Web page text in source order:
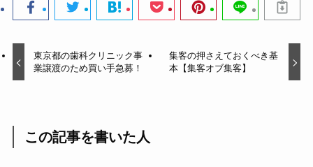
東京都の歯科クリニック事
業譲渡のため買い手急募！
集客の押さえておくべき基
本【集客オブ集客】
この記事を書いた人